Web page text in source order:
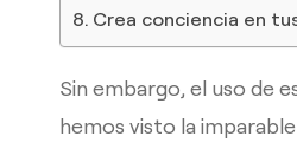
Crea conciencia en
Sin embargo, el uso de
hemos visto la